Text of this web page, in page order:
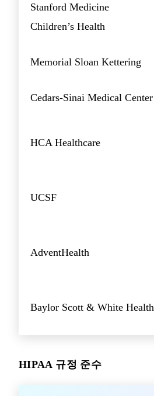
Stanford Medicine
Children’s Health
Memorial Sloan Kettering
Cedars-Sinai Medical Center
HCA Healthcare
UCSF
AdventHealth
Baylor Scott & White Health
HIPAA 규정 준수